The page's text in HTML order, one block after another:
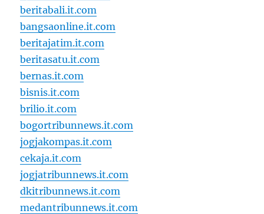
beritabali.it.com
bangsaonline.it.com
beritajatim.it.com
beritasatu.it.com
bernas.it.com
bisnis.it.com
brilio.it.com
bogortribunnews.it.com
jogjakompas.it.com
cekaja.it.com
jogjatribunnews.it.com
dkitribunnews.it.com
medantribunnews.it.com